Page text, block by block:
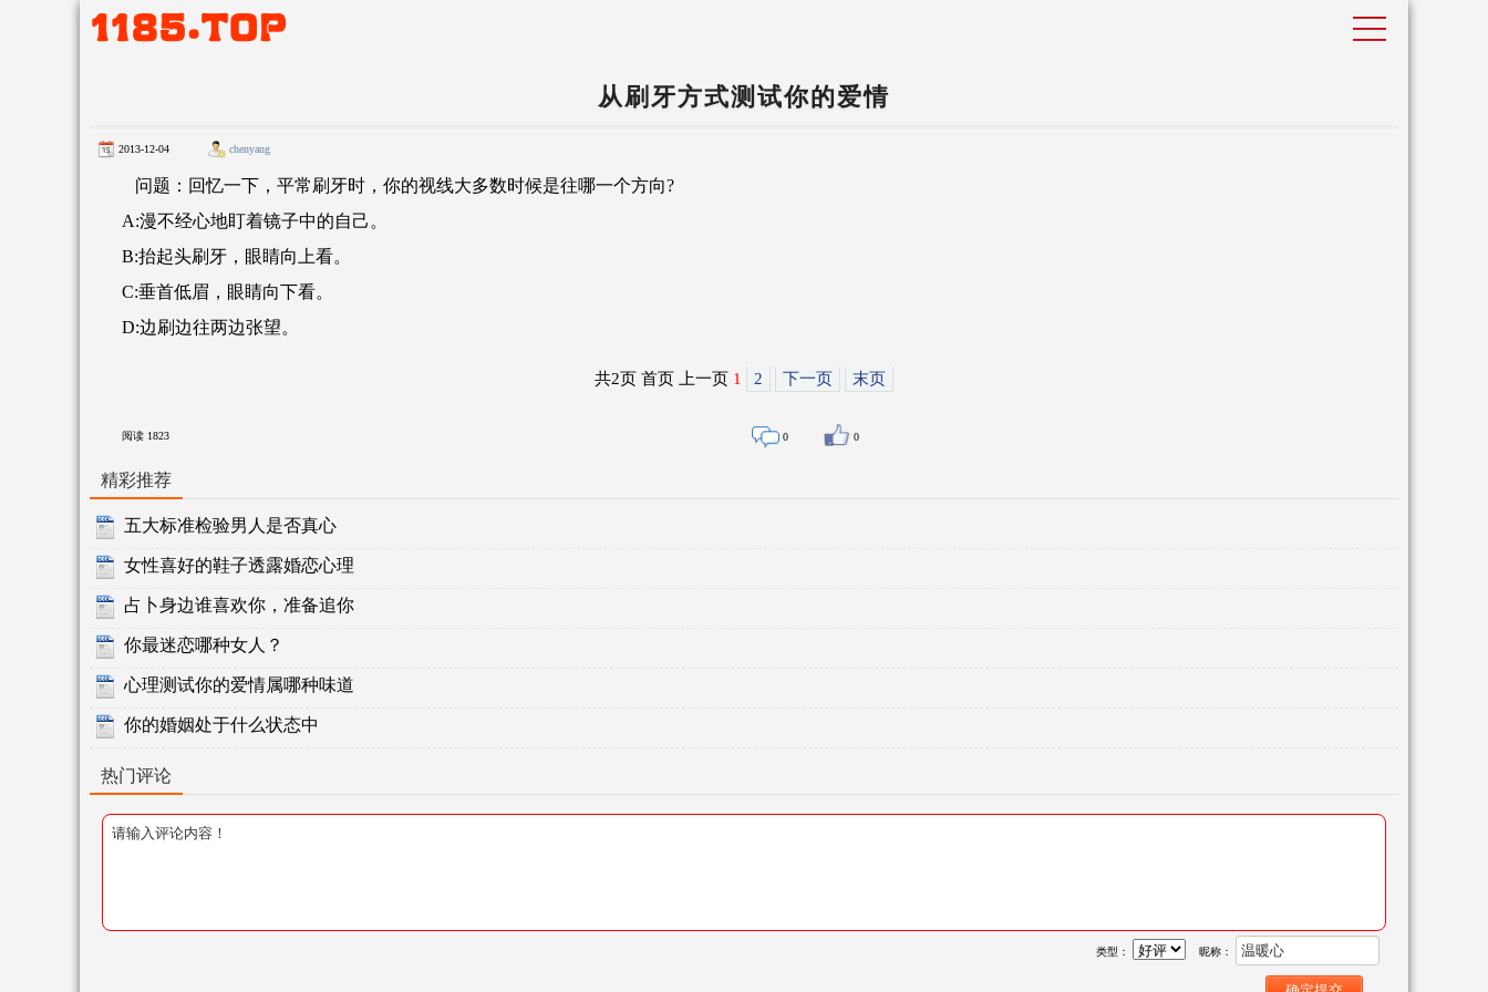
从刷牙方式测试你的爱情
2013-12-04 chenyang
问题：回忆一下，平常刷牙时，你的视线大多数时候是往哪一个方向?
A:漫不经心地盯着镜子中的自己。
B:抬起头刷牙，眼睛向上看。
C:垂首低眉，眼睛向下看。
D:边刷边往两边张望。
共2页 首页 上一页 1 2 下一页 末页
阅读 1823 0 0
精彩推荐
五大标准检验男人是否真心
女性喜好的鞋子透露婚恋心理
占卜身边谁喜欢你，准备追你
你最迷恋哪种女人？
心理测试你的爱情属哪种味道
你的婚姻处于什么状态中
热门评论
类型： 昵称：